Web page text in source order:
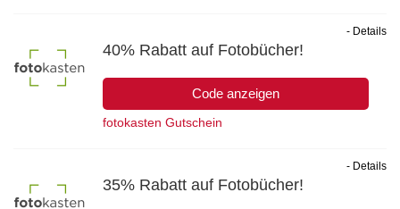
40% Rabatt auf Fotobücher!
Code anzeigen
- Details
fotokasten Gutschein
35% Rabatt auf Fotobücher!
- Details